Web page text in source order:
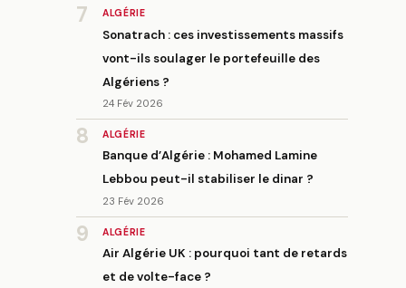
7 ALGÉRIE
Sonatrach : ces investissements massifs
vont-ils soulager le portefeuille des
Algériens ?
24 Fév 2026
8 ALGÉRIE
Banque d’Algérie : Mohamed Lamine
Lebbou peut-il stabiliser le dinar ?
23 Fév 2026
9 ALGÉRIE
Air Algérie UK : pourquoi tant de retards
et de volte-face ?